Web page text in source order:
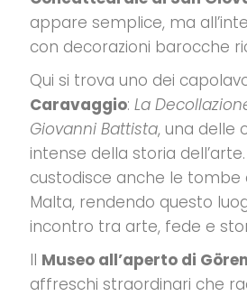
appare semplice, ma
con decorazioni barocche
Qui si trova uno dei
Caravaggio: La
Giovanni Battista, una delle
intense della storia dell’arte.
custodisce anche le tombe
Malta, rendendo questo
incontro tra arte, fede e
Il Museo all’aperto di
affreschi straordinari che